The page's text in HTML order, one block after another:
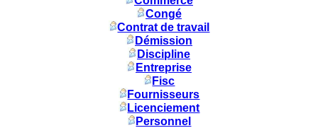
Congé
Contrat de travail
Démission
Discipline
Entreprise
Fisc
Fournisseurs
Licenciement
Personnel